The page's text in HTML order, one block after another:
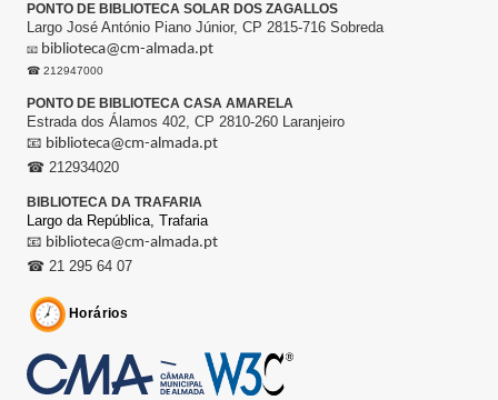
PONTO DE BIBLIOTECA SOLAR DOS ZAGALLOS
Largo José António Piano Júnior, CP 2815-716 Sobreda
📧 biblioteca@cm-almada.pt
☎ 212947000
PONTO DE BIBLIOTECA CASA AMARELA
Estrada dos Álamos 402, CP 2810-260 Laranjeiro
📧 biblioteca@cm-almada.pt
☎ 212934020
BIBLIOTECA DA TRAFARIA
Largo da República, Trafaria
📧 biblioteca@cm-almada.pt
☎ 21 295 64 07
Horários